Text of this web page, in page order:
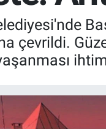
çevrildi.